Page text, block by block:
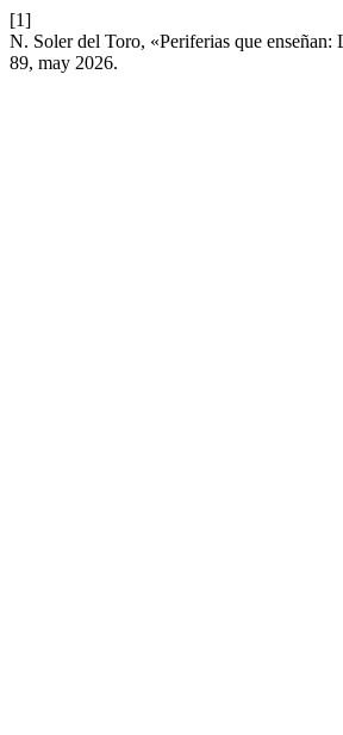
[1]
N. Soler del Toro, «Periferias que
89, may 2026.